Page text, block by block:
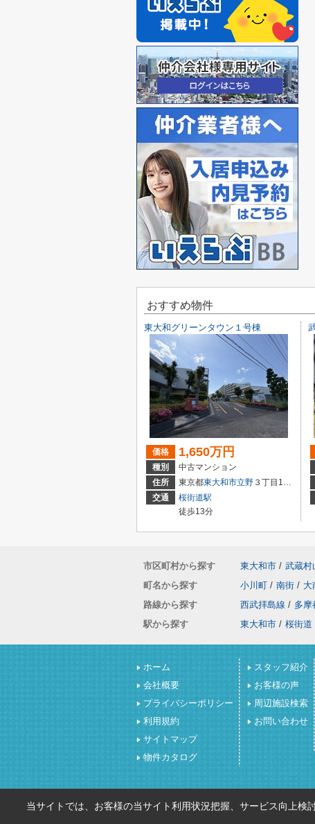
おすすめ物件
東大和グリーンタウン１号棟
価格 1,650万円
種別
中古マンション
住所
東京都東大和市立野 ３丁目1293-10
交通
桜街道駅
徒歩13分
市区町村から探す 東大和市 / 武蔵村
町名から探す
小川町 / 南街 / 大
路線から探す
西武拝島線 / 多摩
駅から探す
東大和市 / 桜街道
ホーム
会社概要
プライバシーポリシー
利用規約
サイトマップ
物件カタログ
スタッフ紹介
お客様の声
周辺施設検索
お問い合わせ
当サイトでは、お客様の当サイト利用状況把握、サービス向上検